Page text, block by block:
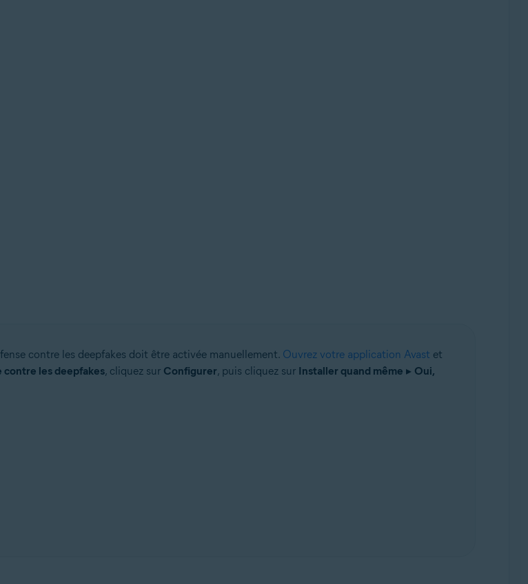
contre les deepfakes doit être activée manuellement. Ouvrez votre application Avast et
contre les deepfakes, cliquez sur Configurer, puis cliquez sur Installer quand même ▸ Oui,